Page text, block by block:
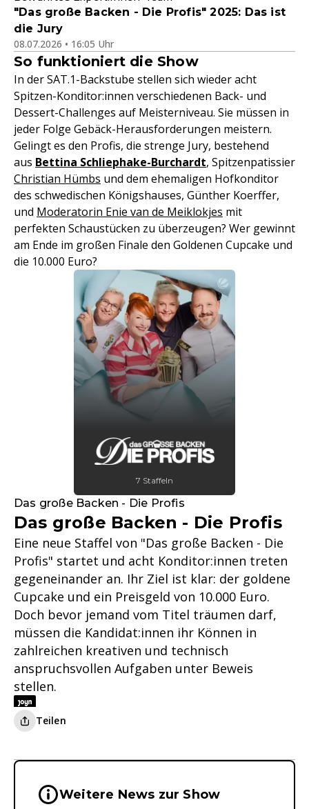
"Das große Backen - Die Profis" 2025: Das ist
die Jury
08.07.2026 • 16:05 Uhr
So funktioniert die Show
In der SAT.1-Backstube stellen sich wieder acht
Spitzen-Konditor:innen verschiedenen Back- und
Dessert-Challenges auf Meisterniveau. Sie müssen in
jeder Folge Gebäck-Herausforderungen meistern.
Gelingt es den Profis, die strenge Jury, bestehend
aus Bettina Schliephake-Burchardt, Spitzenpatissier
Christian Hümbs und dem ehemaligen Hofkonditor
des schwedischen Königshauses, Günther Koerffer,
und Moderatorin Enie van de Meiklokjes mit
perfekten Schaustücken zu überzeugen? Wer gewinnt
am Ende im großen Finale den Goldenen Cupcake und
die 10.000 Euro?
7 Staffeln
Das große Backen - Die Profis
Das große Backen - Die Profis
Eine neue Staffel von "Das große Backen - Die
Profis" startet und acht Konditor:innen treten
gegeneinander an. Ihr Ziel ist klar: der goldene
Cupcake und ein Preisgeld von 10.000 Euro.
Doch bevor jemand vom Titel träumen darf,
müssen die Kandidat:innen ihr Können in
zahlreichen kreativen und technisch
anspruchsvollen Aufgaben unter Beweis
stellen.
Teilen
Wichtige Hinweise &
Weitere News zur Show